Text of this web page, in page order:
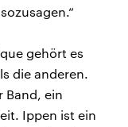
gehört es
die anderen.
Band, ein
Ippen ist ein